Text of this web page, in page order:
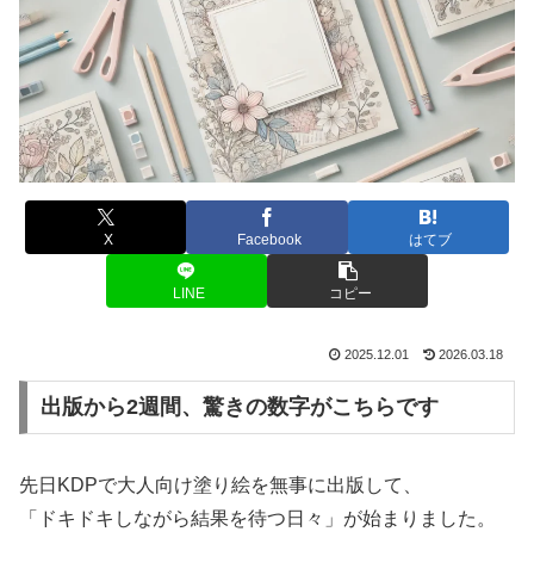
X Facebook はてブ
LINE コピー
2025.12.01 2026.03.18
出版から2週間、驚きの数字がこちらです
先日KDPで大人向け塗り絵を無事に出版して、
「ドキドキしながら結果を待つ日々」が始まりました。